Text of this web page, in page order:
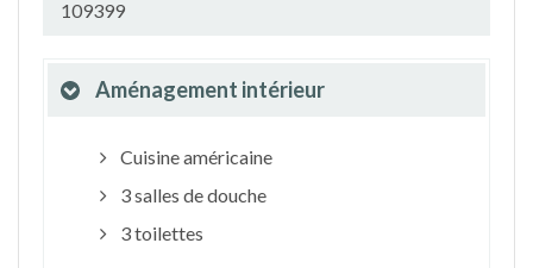
109399
Aménagement intérieur
Cuisine américaine
3 salles de douche
3 toilettes